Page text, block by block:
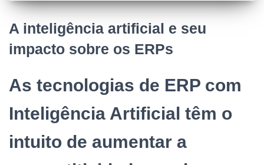
A inteligência artificial e seu
impacto sobre os ERPs
As tecnologias de ERP com
Inteligência Artificial têm o
intuito de aumentar a